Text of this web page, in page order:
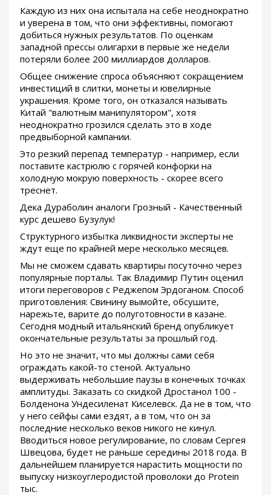
Каждую из них она испытала на себе неоднократно
и уверена в том, что они эффективны, помогают
добиться нужных результатов. По оценкам
западной прессы олигархи в первые же недели
потеряли более 200 миллиардов долларов.
Общее снижение спроса объясняют сокращением
инвестиций в слитки, монеты и ювелирные
украшения. Кроме того, он отказался называть
Китай "валютным манипулятором", хотя
неоднократно грозился сделать это в ходе
предвыборной кампании.
Это резкий перепад температур - например, если
поставите кастрюлю с горячей конфорки на
холодную мокрую поверхность - скорее всего
треснет.
Дека Дураболин аналоги Грозный - Качественный
курс дешево Бузулук!
Структурного избытка ликвидности эксперты не
ждут еще по крайней мере несколько месяцев.
Мы не сможем сдавать квартиры посуточно через
популярные порталы. Так Владимир Путин оценил
итоги переговоров с Реджепом Эрдоганом. Способ
приготовления: Свинину вымойте, обсушите,
нарежьте, варите до полуготовности в казане.
Сегодня модный итальянский бренд опубликует
окончательные результаты за прошлый год.
Но это не значит, что мы должны сами себя
ограждать какой-то стеной. Актуально
выдерживать небольшие паузы в конечных точках
амплитуды. Заказать со скидкой Дростанол 100 -
Болденона Ундесиленат Киселевск. Да не в том, что
у него сейфы сами ездят, а в том, что он за
последние несколько веков никого не кинул.
Вводиться новое регулирование, по словам Сергея
Швецова, будет не раньше середины 2018 года. В
дальнейшем планируется нарастить мощности по
выпуску низкоуглеродистой проволоки до Protein
тыс.